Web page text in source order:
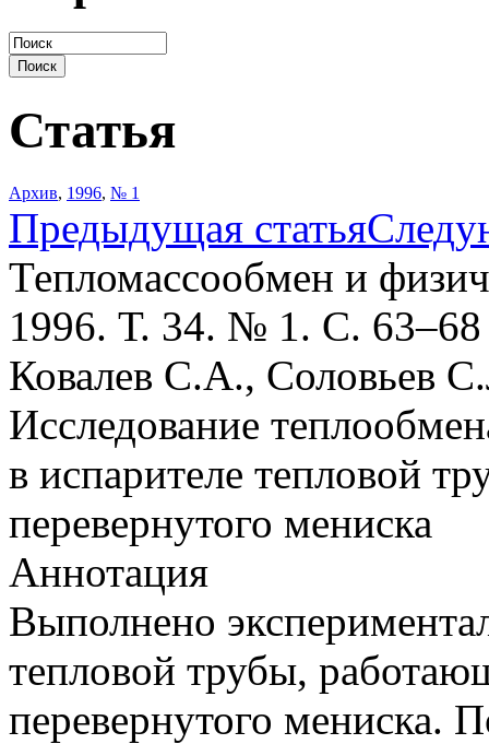
Статья
Архив, 1996, № 1
Предыдущая статья
Тепломассообмен и
1996. Т. 34. № 1. С. 63–68
Ковалев С.А., Соловьев
Исследование
в испарителе тепловой
перевернутого мениска
Аннотация
Выполнено
тепловой трубы,
перевернутого мениска.